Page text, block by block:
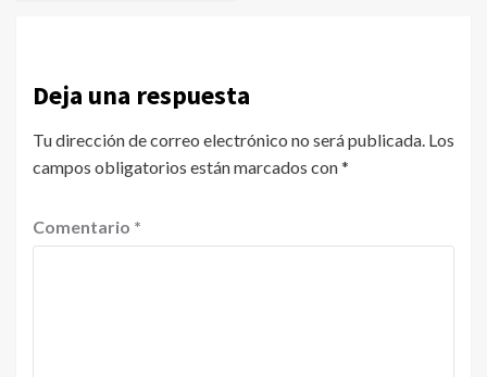
Deja una respuesta
Tu dirección de correo electrónico no será publicada. Los
campos obligatorios están marcados con*
Comentario *